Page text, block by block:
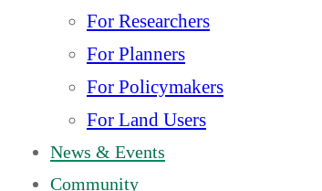
For Researchers
For Planners
For Policymakers
For Land Users
News & Events
Community